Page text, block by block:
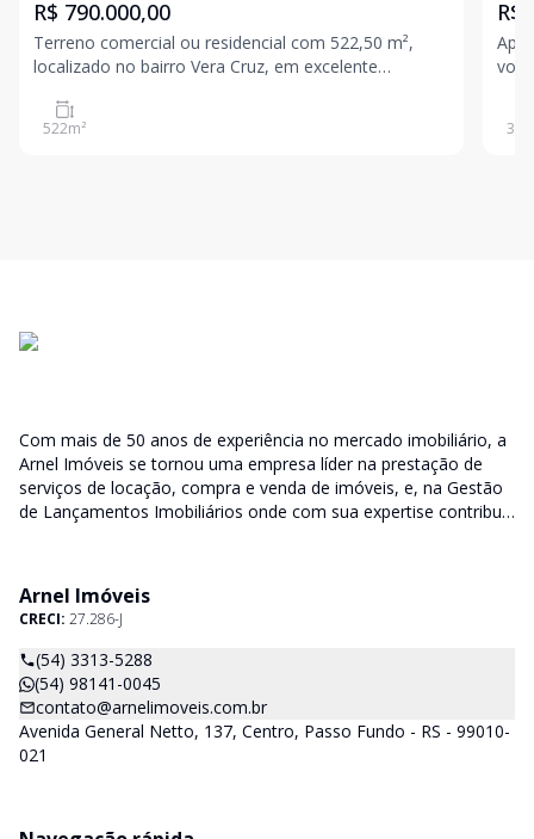
R$ 790.000,00
Terreno comercial ou residencial com 522,50 m²,
localizado no bairro Vera Cruz, em excelente
fácil acesso. O terreno possui uma construção mista
existente em estado precário, recomendada para
522m²
R$
300
Com mais de 50 anos de experiência no mercado imobiliário, a
Arnel Imóveis se tornou uma empresa líder na prestação de
serviços de locação, compra e venda de imóveis, e, na Gestão
de Lançamentos Imobiliários onde com sua expertise contribui
responsabilidade do sucesso no lançamento das vendas.
Arnel Imóveis
CRECI: 27.286-J
(54) 3313-5288
(54) 98141-0045
contato@arnelimoveis.com.br
Avenida General Netto, 137, Centro, Passo Fundo - RS - 99010-
021